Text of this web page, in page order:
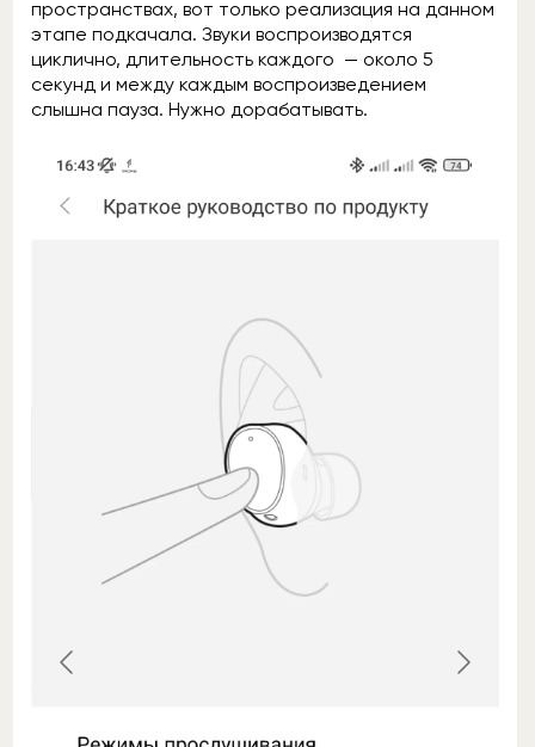
пространствах, вот только реализация на данном
этапе подкачала. Звуки воспроизводятся
циклично, длительность каждого — около 5
секунд и между каждым воспроизведением
слышна пауза. Нужно дорабатывать.